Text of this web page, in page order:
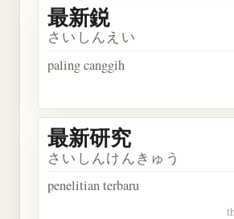
最新鋭
さいしんえい
paling canggih
最新研究
さいしんけんきゅう
penelitian terbaru